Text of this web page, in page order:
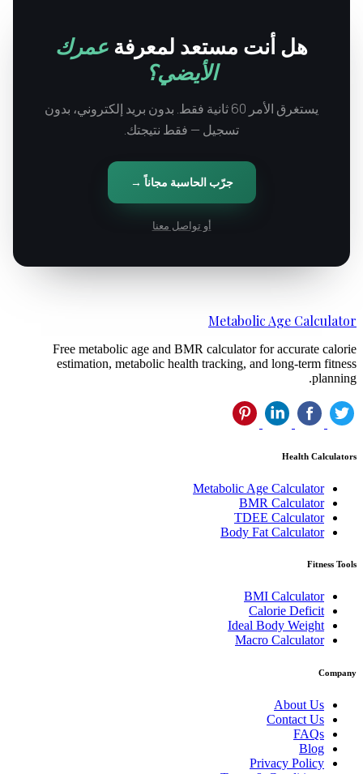
هل أنت مستعد لمعرفةعمرك
الأيضي؟
يستغرق الأمر 60 ثانية فقط. بدون بريد إلكتروني، بدون
تسجيل — فقط نتيجتك.
جرّب الحاسبة مجاناً →
أو تواصل معنا
Metabolic Age
Free metabolic age and BMR calculator for accurate
estimation, metabolic health tracking, and long-term
Health
Metabolic Age Calculator
BMR Calculator
TDEE Calculator
Body Fat Calculator
Fitness
BMI Calculator
Calorie Deficit
Ideal Body Weight
Macro Calculator
About Us
Contact Us
FAQs
Blog
Privacy Policy